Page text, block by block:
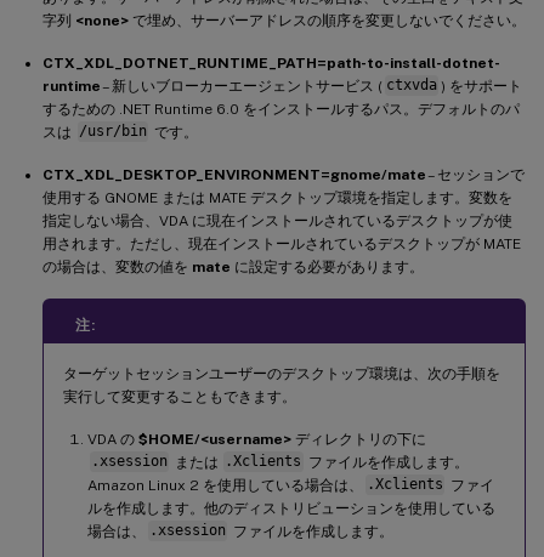
字列 <none> で埋め、サーバーアドレスの順序を変更しないでください。
CTX_XDL_DOTNET_RUNTIME_PATH=path-to-install-dotnet-
runtime– 新しいブローカーエージェントサービス ( ctxvda ) をサポート
するための .NET Runtime 6.0 をインストールするパス。デフォルトのパ
スは /usr/bin です。
CTX_XDL_DESKTOP_ENVIRONMENT=gnome/mate– セッションで
使用する GNOME または MATE デスクトップ環境を指定します。変数を
指定しない場合、VDA に現在インストールされているデスクトップが使
用されます。ただし、現在インストールされているデスクトップが MATE
の場合は、変数の値を mate に設定する必要があります。
注:
ターゲットセッションユーザーのデスクトップ環境は、次の手順を
実行して変更することもできます。
VDA の $HOME/<username> ディレクトリの下に
.xsession
または .Xclients ファイルを作成します。
Amazon Linux 2 を使用している場合は、
.Xclients ファイ
ルを作成します。他のディストリビューションを使用している
場合は、
.xsession ファイルを作成します。